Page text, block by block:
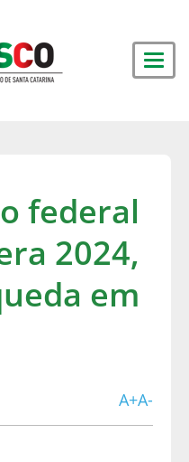
federal
2024,
em
A+A-